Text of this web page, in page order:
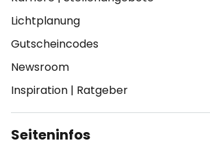
Lichtplanung
Gutscheincodes
Newsroom
Inspiration | Ratgeber
Seiteninfos